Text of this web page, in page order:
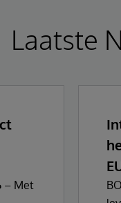
Laatste
– Met